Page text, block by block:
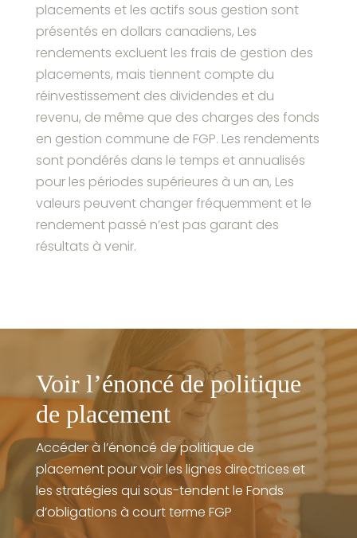
placements et les actifs sous gestion sont
présentés en dollars canadiens, Les
rendements excluent les frais de gestion des
placements, mais tiennent compte du
réinvestissement des dividendes et du
revenu, de même que des charges des fonds
en gestion commune de FGP. Les rendements
sont pondérés dans le temps et annualisés
pour les périodes supérieures à un an, Les
valeurs peuvent changer fréquemment et le
rendement passé n’est pas garant des
résultats à venir.
Voir l’énoncé de politique
de placement
Accéder à l’énoncé de politique de
placement pour voir les lignes directrices et
les stratégies qui sous-tendent le Fonds
d’obligations à court terme FGP